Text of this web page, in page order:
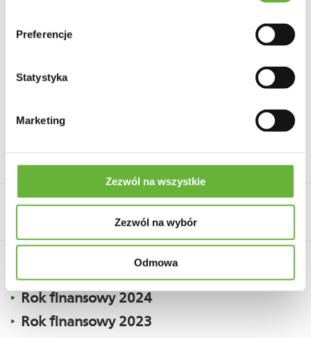
Preferencje
Statystyka
Marketing
Zezwól na wszystkie
Zezwól na wybór
Odmowa
Spółdzielczego na lata 2021-2025
Informacja dodatkowa do sprawozdania
Rok finansowy 2024
Bilans 2024
Rok finansowy 2023